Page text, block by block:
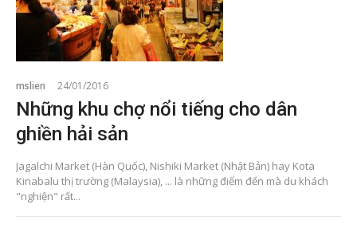
mslien 24/01/2016
Những khu chợ nổi tiếng cho dân
ghiền hải sản
Jagalchi Market (Hàn Quốc), Nishiki Market (Nhật Bản) hay Kota
Kinabalu thị trường (Malaysia), ... là những điểm đến mà du khách
"nghiện" rất...